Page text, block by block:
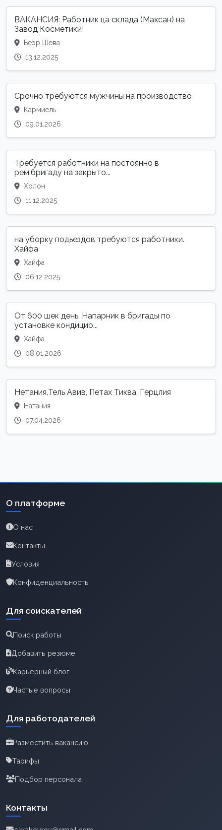
ВАКАНСИЯ: Работник ца склада (Махсан) на
Завод Косметики!
Беэр Шева
13.12.2025
Срочно требуются мужчины на производство
Кармиель
09.01.2026
Требуется работники на постоянно в
рем.бригаду на закрыто...
Холон
11.12.2025
на уборку подьездов требуются работники.
Хайфа
Хайфа
06.12.2025
От 600 шек день. Напарник в бригады по
установке кондицио...
Хайфа
08.01.2026
Нетания,Тель Авив, Петах Тиква, Герцлия
Натания
07.04.2026
О платформе
О нас
Контакты
Условия
Конфиденциальность
Для соискателей
Поиск работы
Добавить резюме
Карьерный блог
Частые вопросы
Для работодателей
Разместить вакансию
Тарифы
Подбор персонала
Контакты